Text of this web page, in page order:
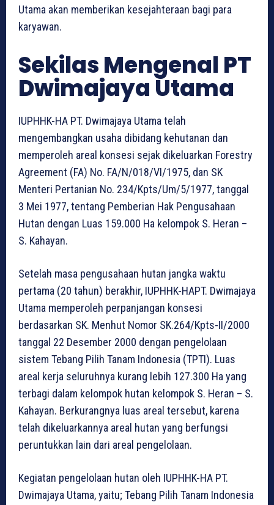
Utama akan memberikan kesejahteraan bagi para
karyawan.
Sekilas Mengenal PT
Dwimajaya Utama
IUPHHK-HA PT. Dwimajaya Utama telah
mengembangkan usaha dibidang kehutanan dan
memperoleh areal konsesi sejak dikeluarkan Forestry
Agreement (FA) No. FA/N/018/VI/1975, dan SK
Menteri Pertanian No. 234/Kpts/Um/5/1977, tanggal
3 Mei 1977, tentang Pemberian Hak Pengusahaan
Hutan dengan Luas 159.000 Ha kelompok S. Heran –
S. Kahayan.
Setelah masa pengusahaan hutan jangka waktu
pertama (20 tahun) berakhir, IUPHHK-HAPT. Dwimajaya
Utama memperoleh perpanjangan konsesi
berdasarkan SK. Menhut Nomor SK.264/Kpts-II/2000
tanggal 22 Desember 2000 dengan pengelolaan
sistem Tebang Pilih Tanam Indonesia (TPTI). Luas
areal kerja seluruhnya kurang lebih 127.300 Ha yang
terbagi dalam kelompok hutan kelompok S. Heran – S.
Kahayan. Berkurangnya luas areal tersebut, karena
telah dikeluarkannya areal hutan yang berfungsi
peruntukkan lain dari areal pengelolaan.
Kegiatan pengelolaan hutan oleh IUPHHK-HA PT.
Dwimajaya Utama, yaitu; Tebang Pilih Tanam Indonesia